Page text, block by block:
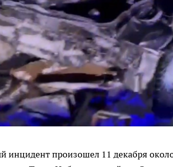
инцидент произошел 11 декабря